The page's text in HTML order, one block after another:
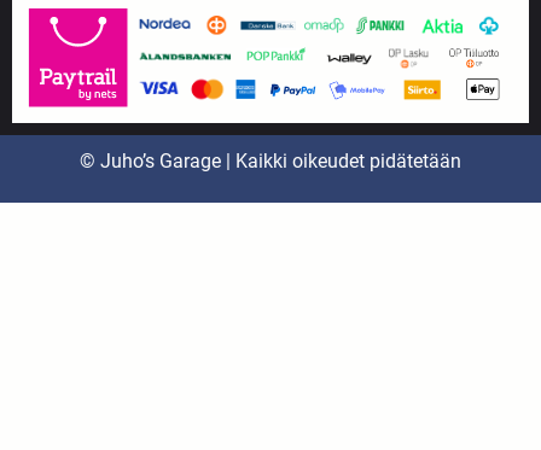
© Juho’s Garage | Kaikki oikeudet pidätetään